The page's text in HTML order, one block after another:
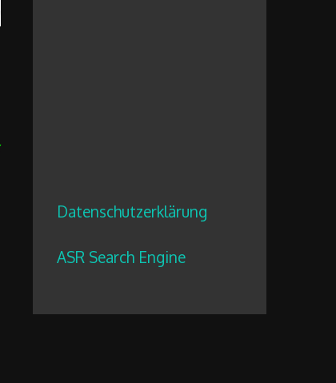
Datenschutzerklärung
ASR Search Engine